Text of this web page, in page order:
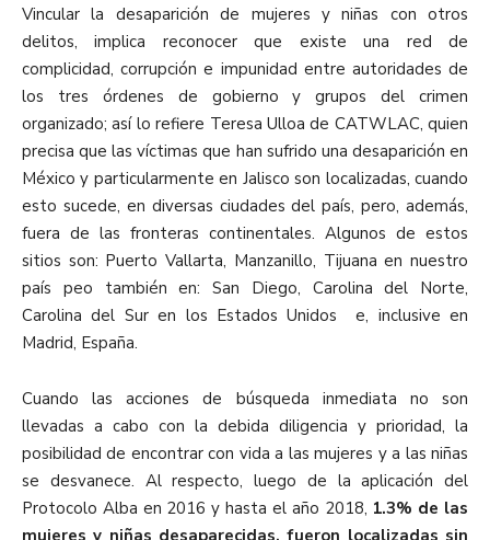
Vincular la desaparición de mujeres y niñas con otros
delitos, implica reconocer que existe una red de
complicidad, corrupción e impunidad entre autoridades de
los tres órdenes de gobierno y grupos del crimen
organizado; así lo refiere Teresa Ulloa de CATWLAC, quien
precisa que las víctimas que han sufrido una desaparición en
México y particularmente en Jalisco son localizadas, cuando
esto sucede, en diversas ciudades del país, pero, además,
fuera de las fronteras continentales. Algunos de estos
sitios son: Puerto Vallarta, Manzanillo, Tijuana en nuestro
país peo también en: San Diego, Carolina del Norte,
Carolina del Sur en los Estados Unidos e, inclusive en
Madrid, España.
Cuando las acciones de búsqueda inmediata no son
llevadas a cabo con la debida diligencia y prioridad, la
posibilidad de encontrar con vida a las mujeres y a las niñas
se desvanece. Al respecto, luego de la aplicación del
Protocolo Alba en 2016 y hasta el año 2018, 1.3% de las